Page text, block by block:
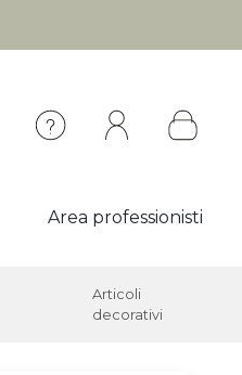
Area professionisti
Articoli
decorativi